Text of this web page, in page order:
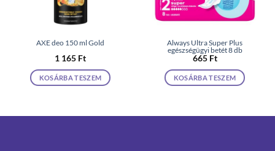
AXE deo 150 ml Gold
1 165 Ft
KOSÁRBA TESZEM
Always Ultra Super Plus
egészségügyi betét 8 db
665 Ft
KOSÁRBA TESZEM